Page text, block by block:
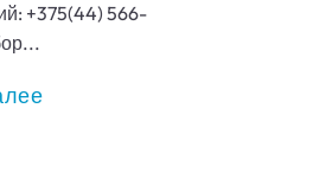
+375(44) 566-